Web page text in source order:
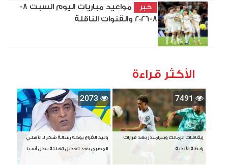
خبر
مواعيد مباريات اليوم السبت 8-
8-2026 والقنوات الناقلة
الأكثر قراءة
7491
إيقافات الزمالك وبيراميدز بعد قرارات
رابطة الأندية
2073
وليد الفراج يوجه رسالة شكر لـ الأهلي
المصري بعد تعديل تهنئة بطل آسيا